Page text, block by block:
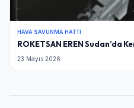
HAVA SAVUNMA HATTI
ROKETSAN EREN Sudan’da
23 Mayıs 2026